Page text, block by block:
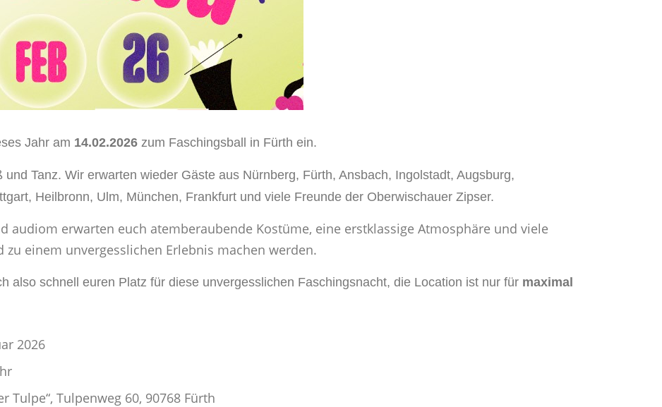
Jahr am 14.02.2026 zum Faschingsball in Fürth ein.
Tanz. Wir erwarten wieder Gäste aus Nürnberg, Fürth, Ansbach, Ingolstadt, Augsburg,
Heilbronn, Ulm, München, Frankfurt und viele Freunde der Oberwischauer Zipser.
audiom erwarten euch atemberaubende Kostüme, eine erstklassige Atmosphäre und viele
zu einem unvergesslichen Erlebnis machen werden.
also schnell euren Platz für diese unvergesslichen Faschingsnacht, die Location ist nur für maximal
2026
Tulpe“, Tulpenweg 60, 90768 Fürth